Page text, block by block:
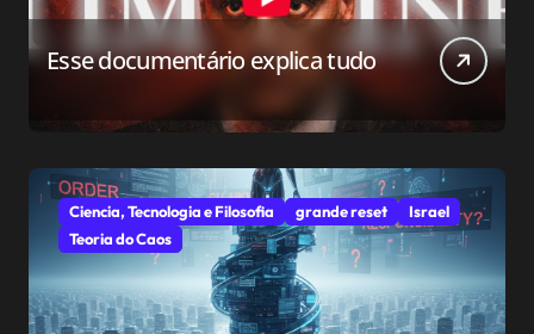
Esse documentário explica tudo
Ciencia, Tecnologia e Filosofia grande reset
Israel
Teoria do Caos